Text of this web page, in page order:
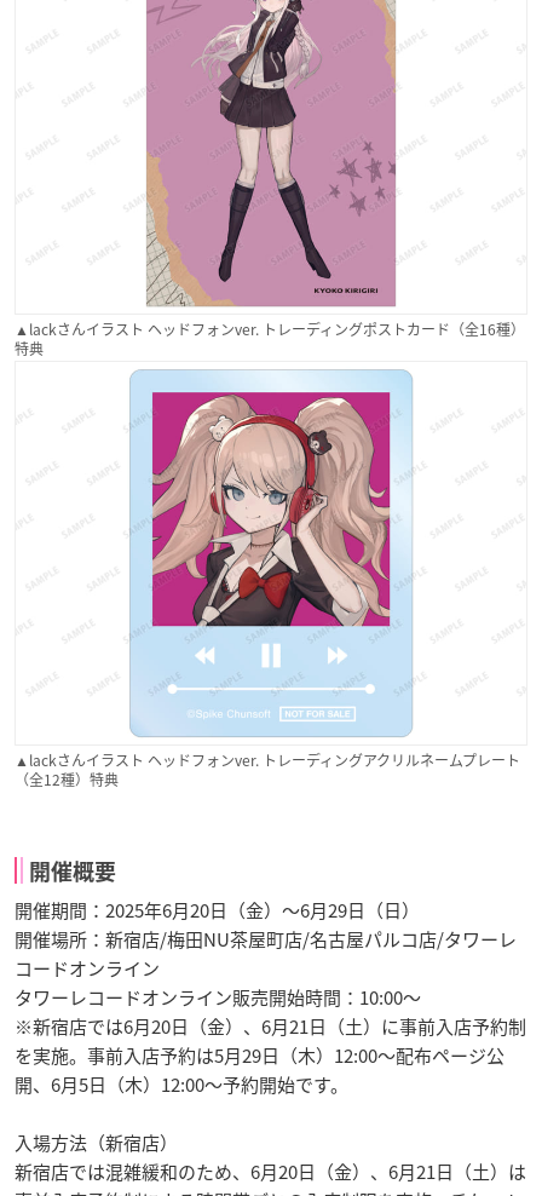
▲lackさんイラスト ヘッドフォンver. トレーディングポストカード（全16種）
特典
▲lackさんイラスト ヘッドフォンver. トレーディングアクリルネームプレート
（全12種）特典
開催概要
開催期間：2025年6月20日（金）～6月29日（日）
開催場所：新宿店/梅田NU茶屋町店/名古屋パルコ店/タワーレ
コードオンライン
タワーレコードオンライン販売開始時間：10:00～
※新宿店では6月20日（金）、6月21日（土）に事前入店予約制
を実施。事前入店予約は5月29日（木）12:00～配布ページ公
開、6月5日（木）12:00～予約開始です。
入場方法（新宿店）
新宿店では混雑緩和のため、6月20日（金）、6月21日（土）は